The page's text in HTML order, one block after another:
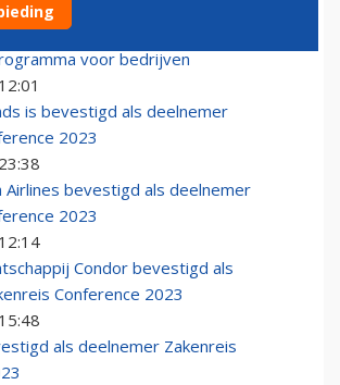
lanceert Nederlands
voor bedrijven
is bevestigd als deelnemer
2023
Airlines bevestigd als deelnemer
2023
Condor bevestigd als
Conference 2023
als deelnemer Zakenreis